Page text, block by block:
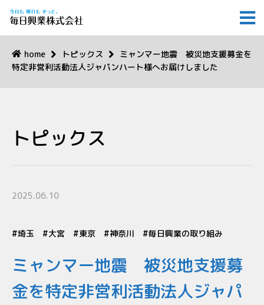
home トピックス
ミャンマー地震 被災地支援募金を
特定非営利活動法人ジャパンハート様へお届けしました
トピックス
2025.06.10
埼玉 大宮 東京 神奈川 毎日興業の取り組み
ミャンマー地震 被災地支援募
金を特定非営利活動法人ジャパ